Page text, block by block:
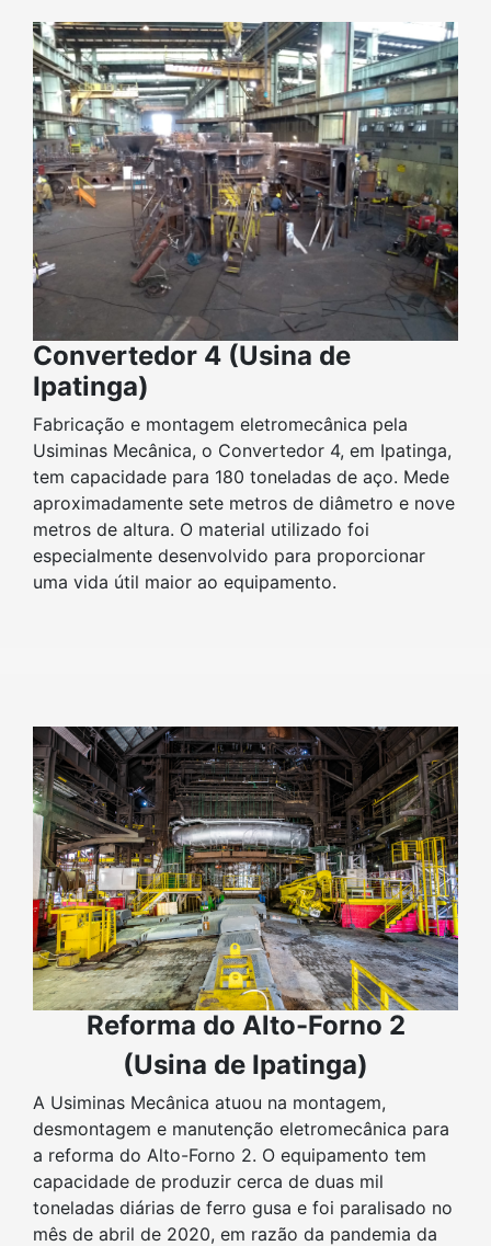
Convertedor 4 (Usina de
Ipatinga)
Fabricação e montagem eletromecânica pela
Usiminas Mecânica, o Convertedor 4, em Ipatinga,
tem capacidade para 180 toneladas de aço. Mede
aproximadamente sete metros de diâmetro e nove
metros de altura. O material utilizado foi
especialmente desenvolvido para proporcionar
uma vida útil maior ao equipamento.
Reforma do Alto-Forno 2
(Usina de Ipatinga)
A Usiminas Mecânica atuou na montagem,
desmontagem e manutenção eletromecânica para
a reforma do Alto-Forno 2. O equipamento tem
capacidade de produzir cerca de duas mil
toneladas diárias de ferro gusa e foi paralisado no
mês de abril de 2020, em razão da pandemia da